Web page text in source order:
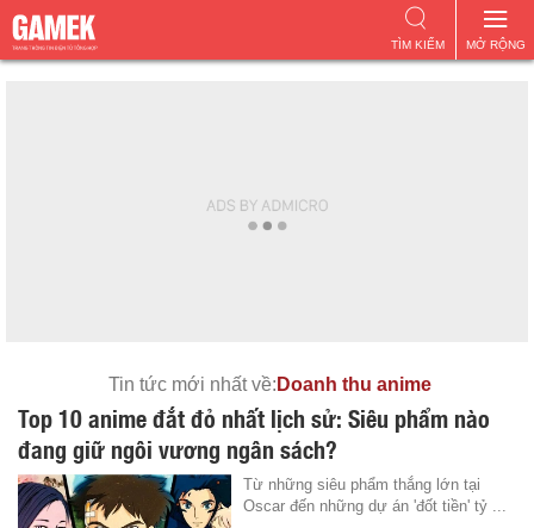
MỞ RỘNG
TÌM KIẾM
Tin tức mới nhất về: Doanh thu anime
Top 10 anime đắt đỏ nhất lịch sử: Siêu phẩm nào
đang giữ ngôi vương ngân sách?
Từ những siêu phẩm thắng lớn tại
Oscar đến những dự án 'đốt tiền' tỷ ...